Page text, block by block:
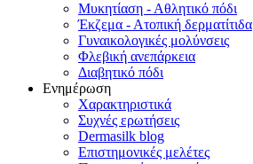
Μυκητίαση - Αθλητικό πόδι
Έκζεμα - Ατοπική δερματίτιδα
Γυναικολογικές μολύνσεις
Φλεβική ανεπάρκεια
Διαβητικό πόδι
Ενημέρωση
Χαρακτηριστικά
Συχνές ερωτήσεις
Dermasilk blog
Επιστημονικές μελέτες